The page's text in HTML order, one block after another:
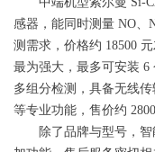
感器，能同时测量 NO、
测需求，价格约 18500
最为强大，最多可安装 6
多组分检测，具备无线
等专业功能，售价约
除了品牌与型号，智